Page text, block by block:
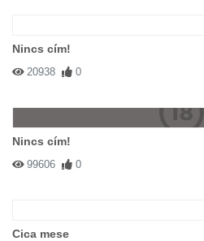
Nincs cím!
20938 0
Nincs cím!
99606 0
Cica mese